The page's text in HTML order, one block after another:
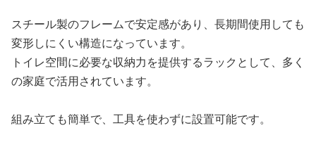
スチール製のフレームで安定感があり、長期間使用しても
変形しにくい構造になっています。
トイレ空間に必要な収納力を提供するラックとして、多く
の家庭で活用されています。
組み立ても簡単で、工具を使わずに設置可能です。